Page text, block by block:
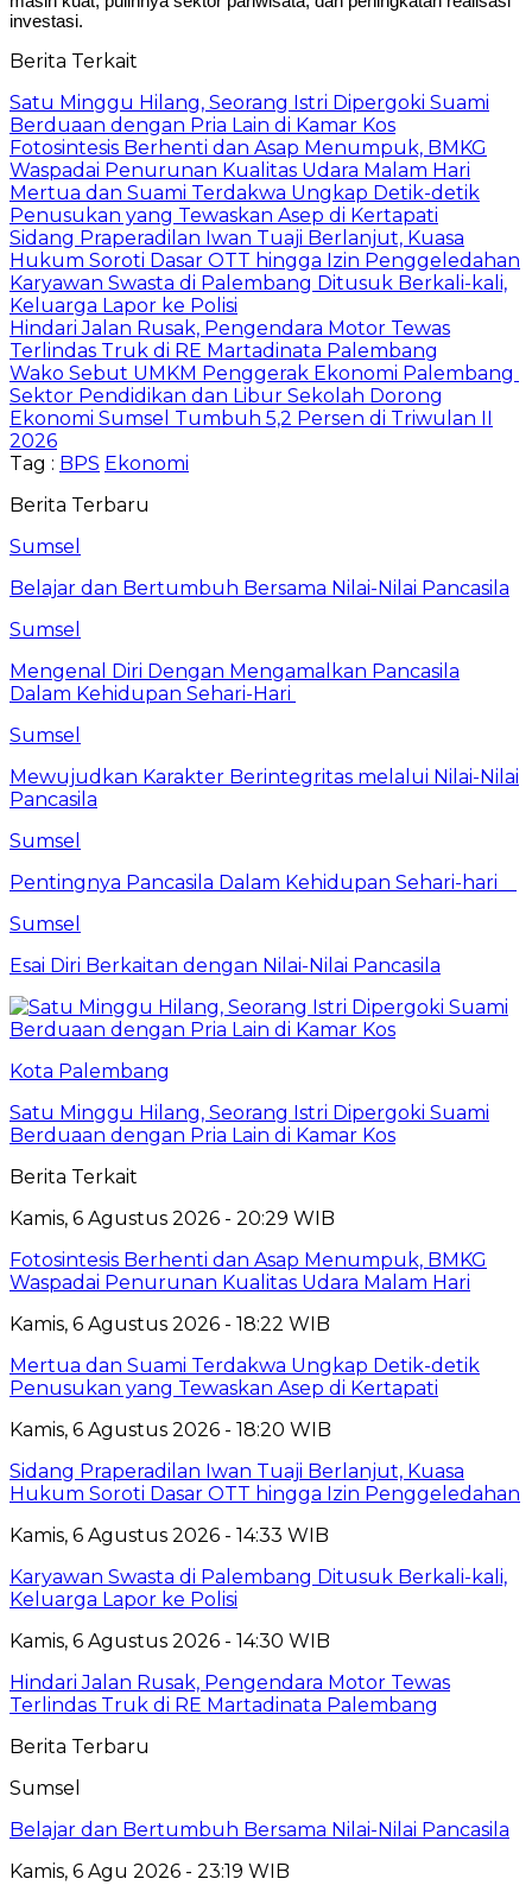
investasi.
Berita Terkait
Satu Minggu Hilang, Seorang Istri Dipergoki Suami
Berduaan dengan Pria Lain di Kamar Kos
Fotosintesis Berhenti dan Asap Menumpuk, BMKG
Waspadai Penurunan Kualitas Udara Malam Hari
Mertua dan Suami Terdakwa Ungkap Detik-detik
Penusukan yang Tewaskan Asep di Kertapati
Sidang Praperadilan Iwan Tuaji Berlanjut, Kuasa
Hukum Soroti Dasar OTT hingga Izin Penggeledahan
Karyawan Swasta di Palembang Ditusuk Berkali-kali,
Keluarga Lapor ke Polisi
Hindari Jalan Rusak, Pengendara Motor Tewas
Terlindas Truk di RE Martadinata Palembang
Wako Sebut UMKM Penggerak Ekonomi Palembang
Sektor Pendidikan dan Libur Sekolah Dorong
Ekonomi Sumsel Tumbuh 5,2 Persen di Triwulan II
2026
Tag : BPS Ekonomi
Berita Terbaru
Sumsel
Belajar dan Bertumbuh Bersama Nilai-Nilai Pancasila
Sumsel
Mengenal Diri Dengan Mengamalkan Pancasila
Dalam Kehidupan Sehari-Hari
Sumsel
Mewujudkan Karakter Berintegritas melalui Nilai-Nilai
Pancasila
Sumsel
Pentingnya Pancasila Dalam Kehidupan Sehari-hari
Sumsel
Esai Diri Berkaitan dengan Nilai-Nilai Pancasila
Kota Palembang
Satu Minggu Hilang, Seorang Istri Dipergoki Suami
Berduaan dengan Pria Lain di Kamar Kos
Berita Terkait
Kamis, 6 Agustus 2026 - 20:29 WIB
Fotosintesis Berhenti dan Asap Menumpuk, BMKG
Waspadai Penurunan Kualitas Udara Malam Hari
Kamis, 6 Agustus 2026 - 18:22 WIB
Mertua dan Suami Terdakwa Ungkap Detik-detik
Penusukan yang Tewaskan Asep di Kertapati
Kamis, 6 Agustus 2026 - 18:20 WIB
Sidang Praperadilan Iwan Tuaji Berlanjut, Kuasa
Hukum Soroti Dasar OTT hingga Izin Penggeledahan
Kamis, 6 Agustus 2026 - 14:33 WIB
Karyawan Swasta di Palembang Ditusuk Berkali-kali,
Keluarga Lapor ke Polisi
Kamis, 6 Agustus 2026 - 14:30 WIB
Hindari Jalan Rusak, Pengendara Motor Tewas
Terlindas Truk di RE Martadinata Palembang
Berita Terbaru
Sumsel
Belajar dan Bertumbuh Bersama Nilai-Nilai Pancasila
Kamis, 6 Agu 2026 - 23:19 WIB